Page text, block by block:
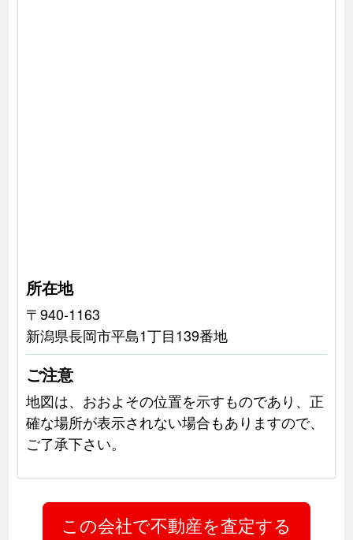
所在地
〒940-1163
新潟県長岡市平島1丁目139番地
ご注意
地図は、おおよその位置を示すものであり、正
確な場所が表示されない場合もありますので、
ご了承下さい。